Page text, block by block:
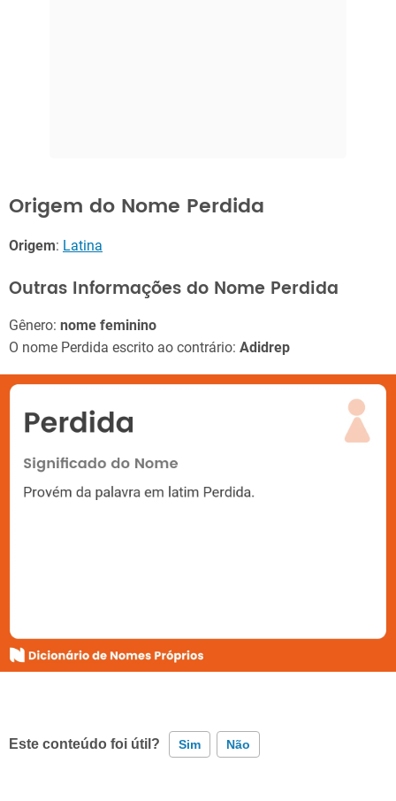
Origem do Nome Perdida
Origem: Latina
Outras Informações do Nome Perdida
Gênero: nome feminino
O nome Perdida escrito ao contrário: Adidrep
Este conteúdo foi útil? Sim Não